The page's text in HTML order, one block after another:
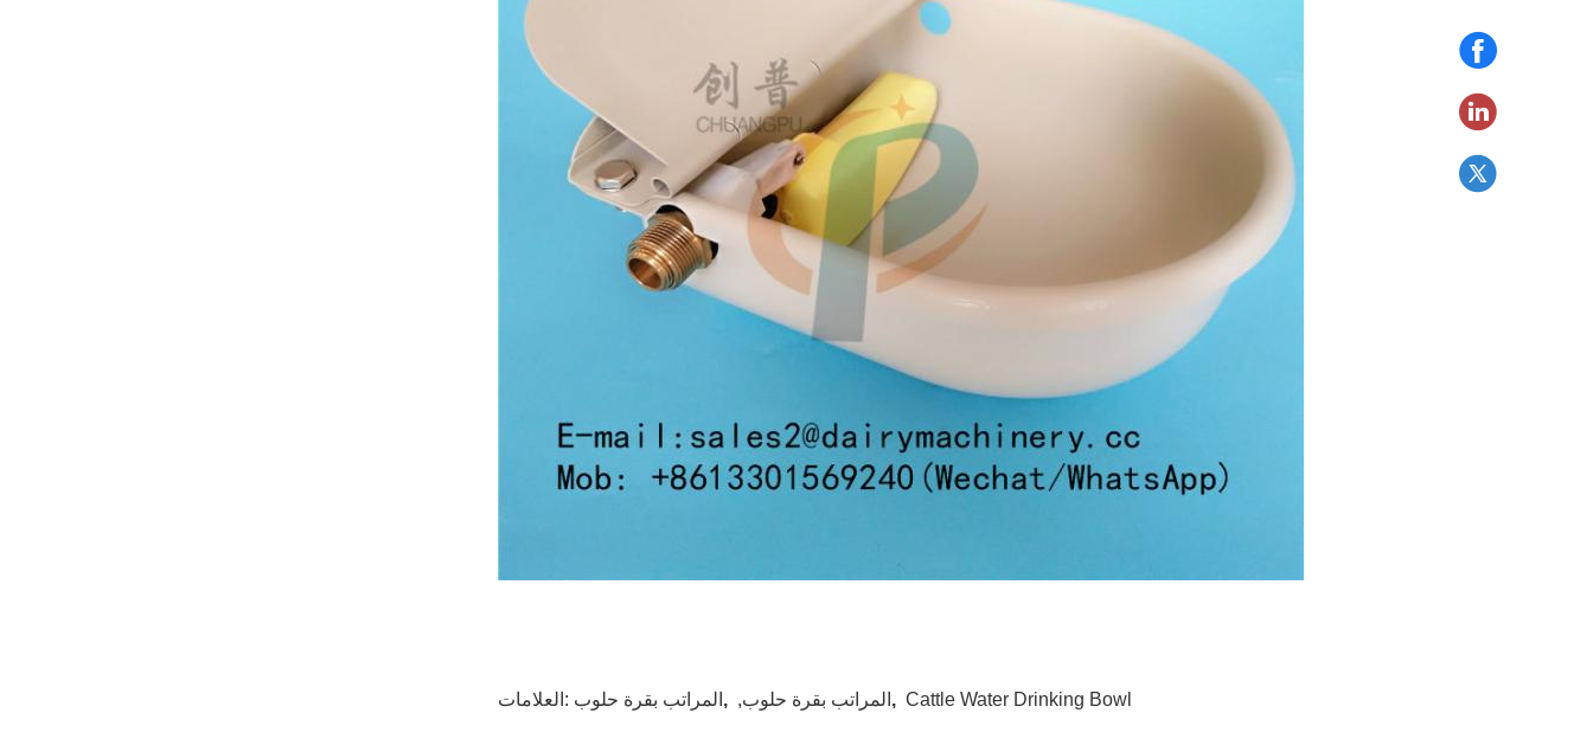
العلامات: المراتب بقرة حلوب , ,المراتب بقرة حلوب , Cattle Water Drinking Bowl